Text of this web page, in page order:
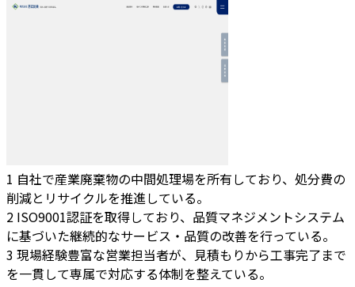
1 自社で産業廃棄物の中間処理場を所有しており、処分費の
削減とリサイクルを推進している。
2 ISO9001認証を取得しており、品質マネジメントシステム
に基づいた継続的なサービス・品質の改善を行っている。
3 現場経験豊富な営業担当者が、見積もりから工事完了まで
を一貫して専属で対応する体制を整えている。